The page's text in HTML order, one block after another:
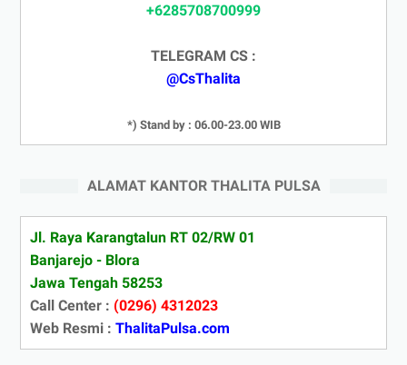
+6285708700999
TELEGRAM CS :
@CsThalita
*) Stand by : 06.00-23.00 WIB
ALAMAT KANTOR THALITA PULSA
Jl. Raya Karangtalun RT 02/RW 01
Banjarejo - Blora
Jawa Tengah 58253
Call Center : (0296) 4312023
Web Resmi : ThalitaPulsa.com